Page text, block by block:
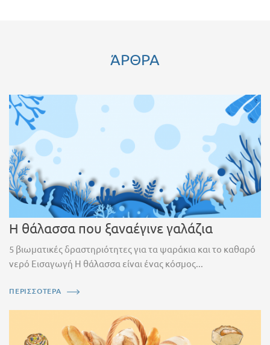
ΆΡΘΡΑ
Η θάλασσα που ξαναέγινε γαλάζια
5 βιωματικές δραστηριότητες για τα ψαράκια και το καθαρό
νερό Εισαγωγή Η θάλασσα είναι ένας κόσμος...
ΠΕΡΙΣΣΟΤΕΡΑ